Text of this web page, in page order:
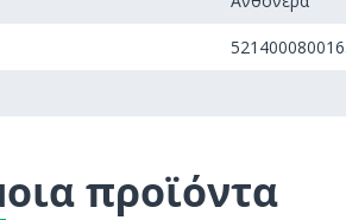
προϊόντα